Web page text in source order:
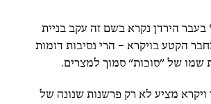
הירדן נקרא בשם זה עקב בניית
הקטע בויקרא – הרי נסיבות דומות
שמו של ”סוכות“סמוך למצרים.
מציע לא רק פרשנות שנונה של